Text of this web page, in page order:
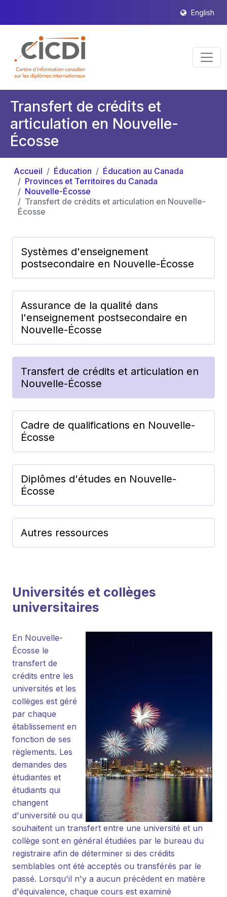
English
Transfert de crédits et
articulation en Nouvelle-
Écosse
Accueil Éducation
Éducation au Canada
Provinces et Territoires du Canada
Nouvelle-Écosse
Transfert de crédits et articulation en Nouvelle-
Écosse
Systèmes d'enseignement
postsecondaire en Nouvelle-Écosse
Assurance de la qualité dans
l'enseignement postsecondaire en
Nouvelle-Écosse
Transfert de crédits et articulation en
Nouvelle-Écosse
Cadre de qualifications en Nouvelle-
Écosse
Diplômes d'études en Nouvelle-
Écosse
Autres ressources
Universités et collèges
universitaires
En Nouvelle-
Écosse le
transfert de
crédits entre les
universités et les
collèges est géré
par chaque
établissement en
fonction de ses
règlements. Les
demandes des
étudiantes et
étudiants qui
changent
d'université ou qui
souhaitent un transfert entre une université et un
collège sont en général étudiées par le bureau du
registraire afin de déterminer si des crédits
semblables ont été acceptés ou transférés par le
passé. Lorsqu'il n'y a aucun précédent en matière
d'équivalence, chaque cours est examiné